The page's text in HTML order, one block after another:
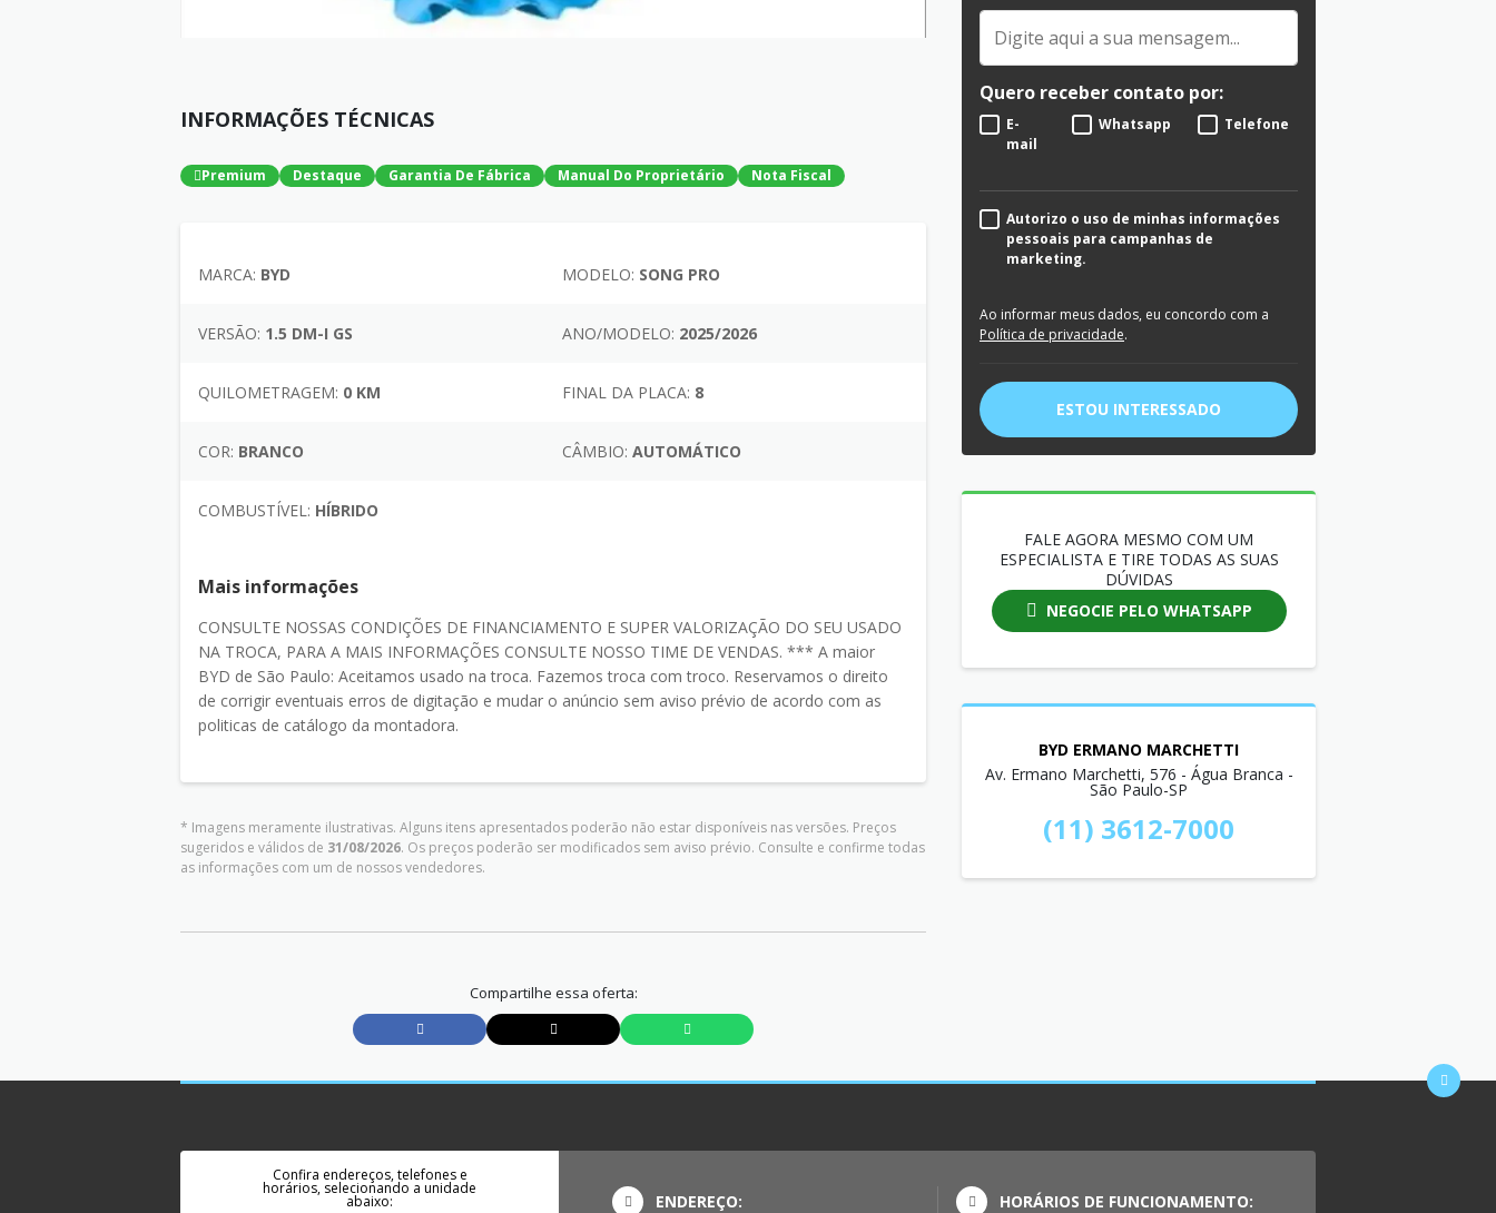
INFORMAÇÕES TÉCNICAS
Premium Destaque Garantia De Fábrica Manual Do Proprietário Nota Fiscal
MARCA: BYD MODELO: SONG PRO
VERSÃO: 1.5 DM-I GS ANO/MODELO: 2025/2026
QUILOMETRAGEM: 0 KM FINAL DA PLACA: 8
COR: BRANCO CÂMBIO: AUTOMÁTICO
COMBUSTÍVEL: HÍBRIDO
Mais informações
CONSULTE NOSSAS CONDIÇÕES DE FINANCIAMENTO E SUPER VALORIZAÇÃO DO SEU USADO
NA TROCA, PARA A MAIS INFORMAÇÕES CONSULTE NOSSO TIME DE VENDAS. *** A maior
BYD de São Paulo: Aceitamos usado na troca. Fazemos troca com troco. Reservamos o direito
de corrigir eventuais erros de digitação e mudar o anúncio sem aviso prévio de acordo com as
politicas de catálogo da montadora.
* Imagens meramente ilustrativas. Alguns itens apresentados poderão não estar disponíveis nas versões. Preços
sugeridos e válidos de 31/08/2026. Os preços poderão ser modificados sem aviso prévio. Consulte e confirme todas
as informações com um de nossos vendedores.
Compartilhe essa oferta:
Quero receber contato por:
E-
mail
Whatsapp Telefone
Autorizo o uso de minhas informações
pessoais para campanhas de
marketing.
Ao informar meus dados, eu concordo com a
Política de privacidade.
ESTOU INTERESSADO
FALE AGORA MESMO COM UM
ESPECIALISTA E TIRE TODAS AS SUAS
DÚVIDAS
NEGOCIE PELO WHATSAPP
BYD ERMANO MARCHETTI
Av. Ermano Marchetti, 576 - Água Branca -
São Paulo-SP
(11) 3612-7000
Confira endereços, telefones e
horários, selecionando a unidade
abaixo:
ENDEREÇO:
HORÁRIOS DE FUNCIONAMENTO: